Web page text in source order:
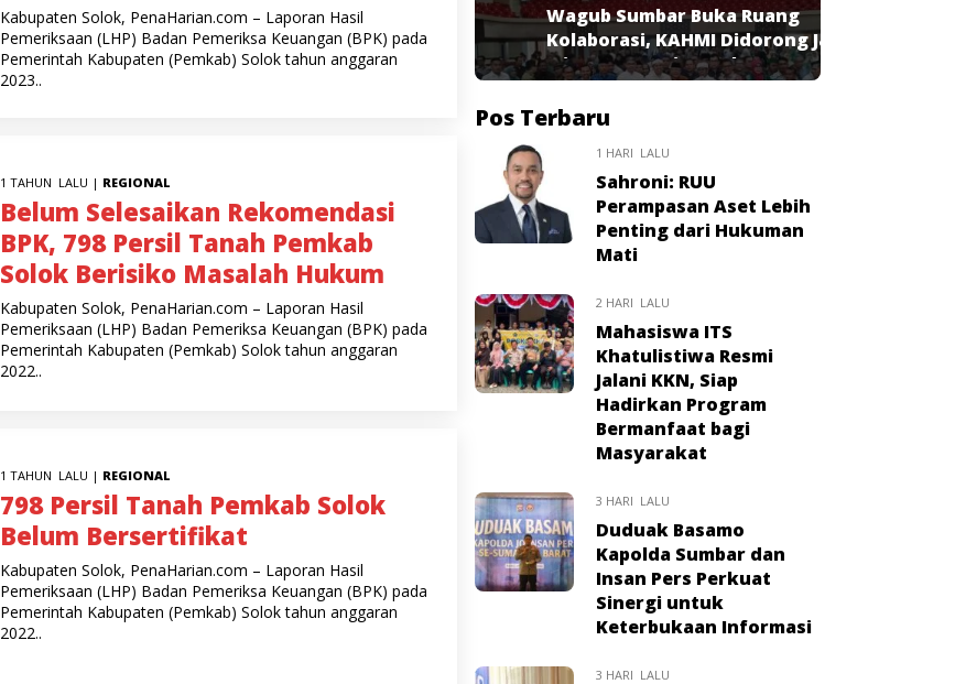
Kabupaten Solok, PenaHarian.com – Laporan Hasil
Pemeriksaan (LHP) Badan Pemeriksa Keuangan (BPK) pada
Pemerintah Kabupaten (Pemkab) Solok tahun anggaran
2023..
1 TAHUN LALU | REGIONAL
Belum Selesaikan Rekomendasi
BPK, 798 Persil Tanah Pemkab
Solok Berisiko Masalah Hukum
Kabupaten Solok, PenaHarian.com – Laporan Hasil
Pemeriksaan (LHP) Badan Pemeriksa Keuangan (BPK) pada
Pemerintah Kabupaten (Pemkab) Solok tahun anggaran
2022..
1 TAHUN LALU | REGIONAL
798 Persil Tanah Pemkab Solok
Belum Bersertifikat
Kabupaten Solok, PenaHarian.com – Laporan Hasil
Pemeriksaan (LHP) Badan Pemeriksa Keuangan (BPK) pada
Pemerintah Kabupaten (Pemkab) Solok tahun anggaran
2022..
Wagub Sumbar Buka Ruang
Kolaborasi, KAHMI Didorong Jadi
Mitra Strategis Pembangunan
Pos Terbaru
1 HARI LALU
Sahroni: RUU
Perampasan Aset Lebih
Penting dari Hukuman
Mati
2 HARI LALU
Mahasiswa ITS
Khatulistiwa Resmi
Jalani KKN, Siap
Hadirkan Program
Bermanfaat bagi
Masyarakat
3 HARI LALU
Duduak Basamo
Kapolda Sumbar dan
Insan Pers Perkuat
Sinergi untuk
Keterbukaan Informasi
3 HARI LALU